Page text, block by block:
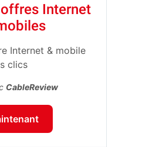
Internet
Internet & mobile
clics
CableReview